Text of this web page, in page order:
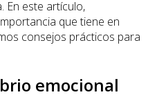
En este artículo,
que tiene en
consejos prácticos para
emocional